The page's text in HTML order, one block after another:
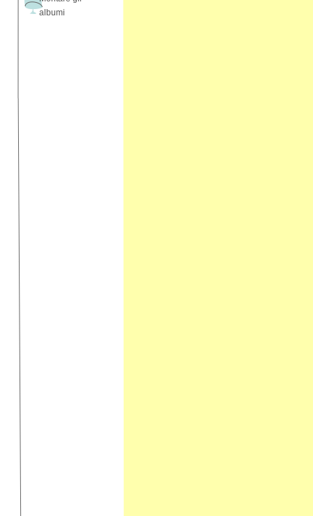
albumi